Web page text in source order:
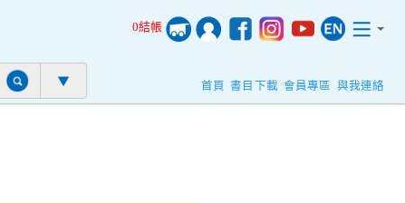
0結帳
首頁 書目下載 會員專區 與我連絡